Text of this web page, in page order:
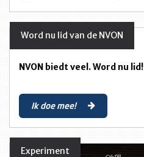
Word nu lid van de NVON
NVON biedt veel. Word nu lid!
Ik doe mee!
Experiment